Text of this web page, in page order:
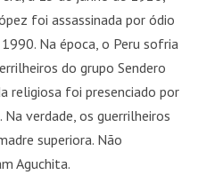
foi assassinada por ódio
Na época, o Peru sofria
do grupo Sendero
religiosa foi presenciado por
verdade, os guerrilheiros
superiora. Não
Aguchita.